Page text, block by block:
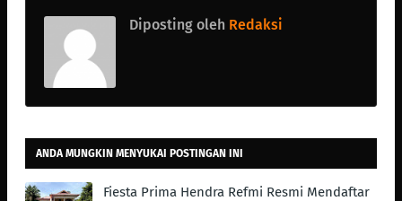
Diposting oleh Redaksi
ANDA MUNGKIN MENYUKAI POSTINGAN INI
Fiesta Prima Hendra Refmi Resmi Mendaftar